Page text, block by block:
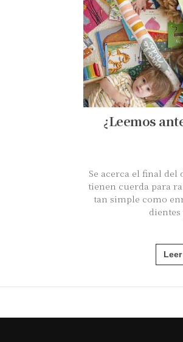
¿Leemos
Se acerca el final del
tienen cuerda para
tan simple como
dientes